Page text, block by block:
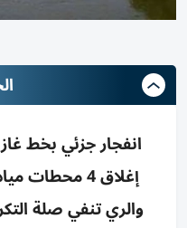
انفجار جزئي بخط
إغلاق 4
والري تنفي صلة